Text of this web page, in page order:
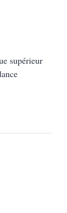
supérieur